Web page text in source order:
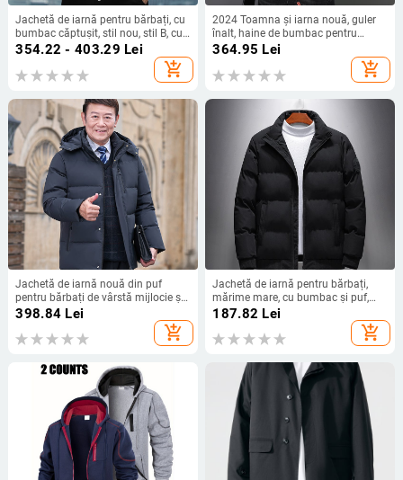
Jachetă de iarnă pentru bărbați, cu
bumbac căptușit, stil nou, stil B, cu
litere, bumbac căptușit, îngroșată,
caldă, cu guler, costum de pâine
pentru bărbați
354.22 - 403.29 Lei
add_shopping_cart
2024 Toamna și iarna nouă, guler
înalt, haine de bumbac pentru
bărbați, haine îngroșate din
bumbac, jachete de pâine, jachete
frumoase
364.95 Lei
add_shopping_cart
Jachetă de iarnă nouă din puf
pentru bărbați de vârstă mijlocie și
vârstnici, haină caldă de iarnă
casual, cu puf de rață albă, haină
de tată
398.84 Lei
add_shopping_cart
Jachetă de iarnă pentru bărbați,
mărime mare, cu bumbac și puf,
scurtă și ușoară, cu bumbac, haine
de lucru, protecție a muncii, jachetă
cu bumbac, exterior pentru bărbați
187.82 Lei
add_shopping_cart